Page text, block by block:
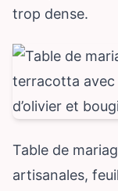
trop dense.
Table de
artisanales,